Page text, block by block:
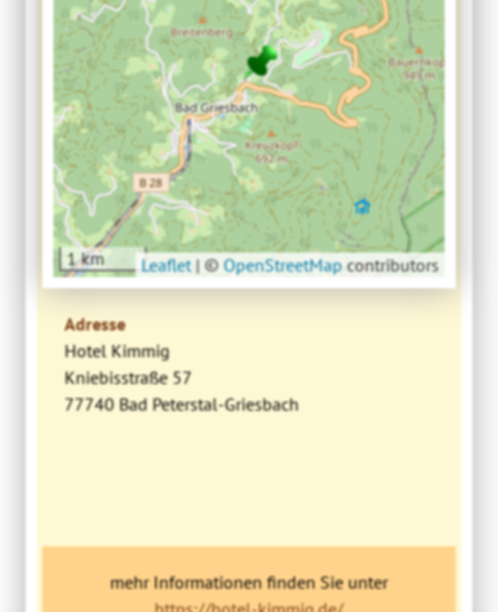
1 km Leaflet | © OpenStreetMapcontributors
Adresse
Hotel Kimmig
Kniebisstraße 57
77740 Bad Peterstal-Griesbach
mehr Informationen finden Sie unter